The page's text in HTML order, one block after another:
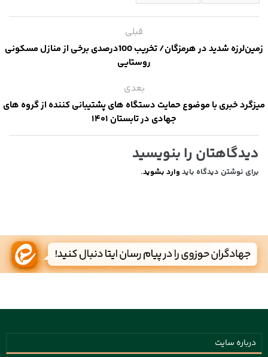
قبلی
زمین‌لرزه شدید در هرمزگان/ تخریب 100درصدی برخی از منازل مسکونی
روستایی
بعدی
میزگرد خبری با موضوع حمایت دستگاه های پشتیبانی کننده از گروه های
جهادی در تابستان ۱۴۰۱
دیدگاهتان را بنویسید
برای نوشتن دیدگاه باید وارد بشوید.
درباره سایت